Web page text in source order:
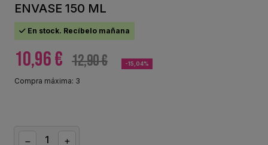
ENVASE 150 ML
En stock. Recíbelo mañana
10,96 € 12,90 € -15,04%
Compra máxima: 3